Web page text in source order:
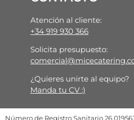
Atención al cliente:
+34 919 930 366
Solicita presupuesto:
¿Quieres unirte al equipo?
Manda tu CV :)
Número de Registro Sanitario